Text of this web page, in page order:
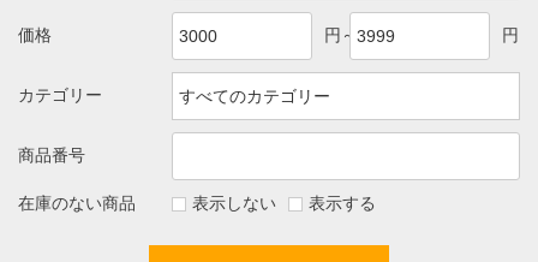
価格 円～ 円
カテゴリー
商品番号
在庫のない商品 表示しない 表示する